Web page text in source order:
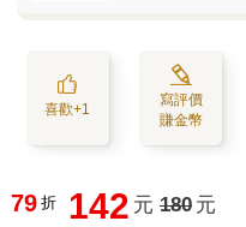
喜歡+1
寫評價
賺金幣
79 折 142 元 180 元